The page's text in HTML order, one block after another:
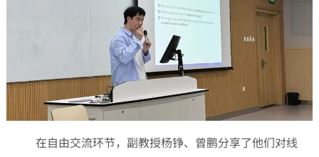
在自由交流环节，副教授杨铮、曾鹏分享了他们对线